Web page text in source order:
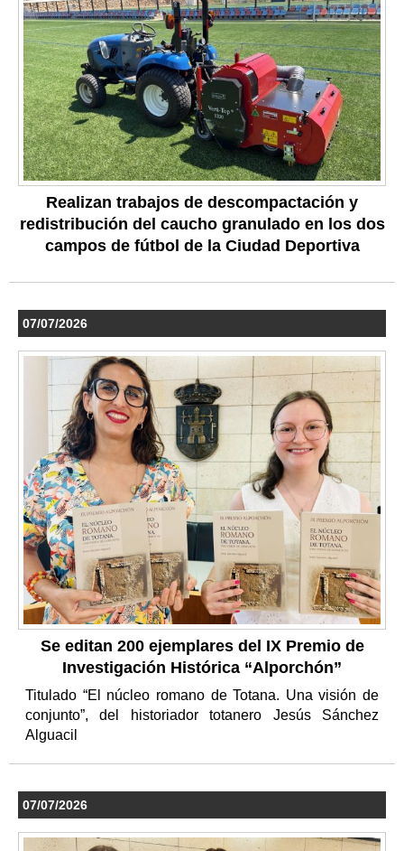
Realizan trabajos de descompactación y
redistribución del caucho granulado en los dos
campos de fútbol de la Ciudad Deportiva
07/07/2026
Se editan 200 ejemplares del IX Premio de
Investigación Histórica “Alporchón”
Titulado “El núcleo romano de Totana. Una visión de
conjunto”, del historiador totanero Jesús Sánchez
Alguacil
07/07/2026